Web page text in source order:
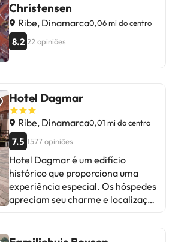
Christensen
Ribe, Dinamarca0,06 mi do centro
8.2 22 opiniões
Hotel Dagmar
Ribe, Dinamarca0,01 mi do centro
7.5 1577 opiniões
Hotel Dagmar é um edifício
histórico que proporciona uma
experiência especial. Os hóspedes
apreciam seu charme e localização
como um ponto a ser melhorado.